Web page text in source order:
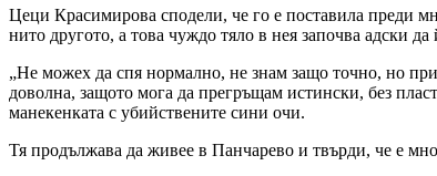
Цеци Красимирова сподели, че го е поставила преди
нито другото, а това чуждо тяло в нея започва адски да
„Не можех да спя нормално, не знам защо точно, но
доволна, защото мога да прегръщам истински, без
манекенката с убийствените сини очи.
Тя продължава да живее в Панчарево и твърди, че е